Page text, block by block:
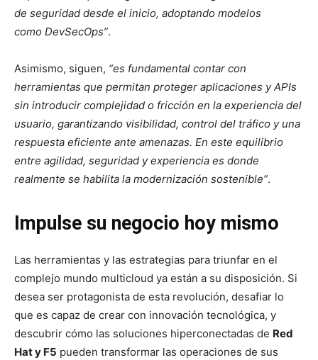
de seguridad desde el inicio, adoptando modelos
como DevSecOps”.
Asimismo, siguen, “es fundamental contar con
herramientas que permitan proteger aplicaciones y APIs
sin introducir complejidad o fricción en la experiencia del
usuario, garantizando visibilidad, control del tráfico y una
respuesta eficiente ante amenazas. En este equilibrio
entre agilidad, seguridad y experiencia es donde
realmente se habilita la modernización sostenible”.
Impulse su negocio hoy mismo
Las herramientas y las estrategias para triunfar en el
complejo mundo multicloud ya están a su disposición. Si
desea ser protagonista de esta revolución, desafiar lo
que es capaz de crear con innovación tecnológica, y
descubrir cómo las soluciones hiperconectadas de Red
Hat y F5 pueden transformar las operaciones de sus